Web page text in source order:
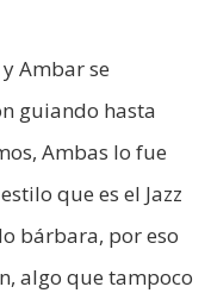
Ambar se
guiando hasta
Ambas lo fue
que es el Jazz
bárbara, por eso
algo que tampoco